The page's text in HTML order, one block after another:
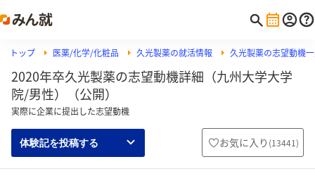
トップ 医薬/化学/化粧品 久光製薬の就活情報 久光製薬の志望動機
2020年卒久光製薬の志望動機詳細（九州大学大学
院/男性）（公開）
実際に企業に提出した志望動機
体験記を投稿する お気に入り (13441)